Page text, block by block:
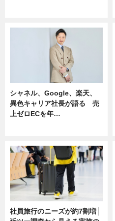
シャネル、Google、楽天、
異色キャリア社長が語る 売
上ゼロECを年…
社員旅行のニーズが約7割増│